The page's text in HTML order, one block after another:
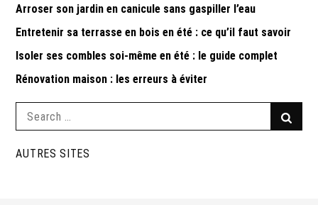
Arroser son jardin en canicule sans gaspiller l’eau
Entretenir sa terrasse en bois en été : ce qu’il faut savoir
Isoler ses combles soi-même en été : le guide complet
Rénovation maison : les erreurs à éviter
Search
AUTRES SITES